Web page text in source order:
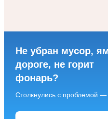
Не убран мусор,
дороге, не горит
фонарь?
Столкнулись с проблемой